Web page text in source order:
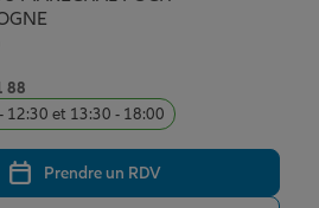
compagnie
88
12:30 et 13:30 - 18:00
Prendre un RDV